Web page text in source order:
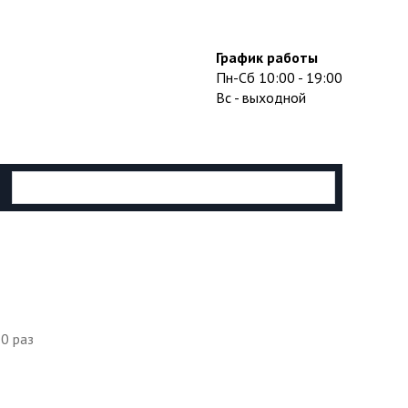
График работы
Пн-Сб 10:00 - 19:00
Вс - выходной
раз